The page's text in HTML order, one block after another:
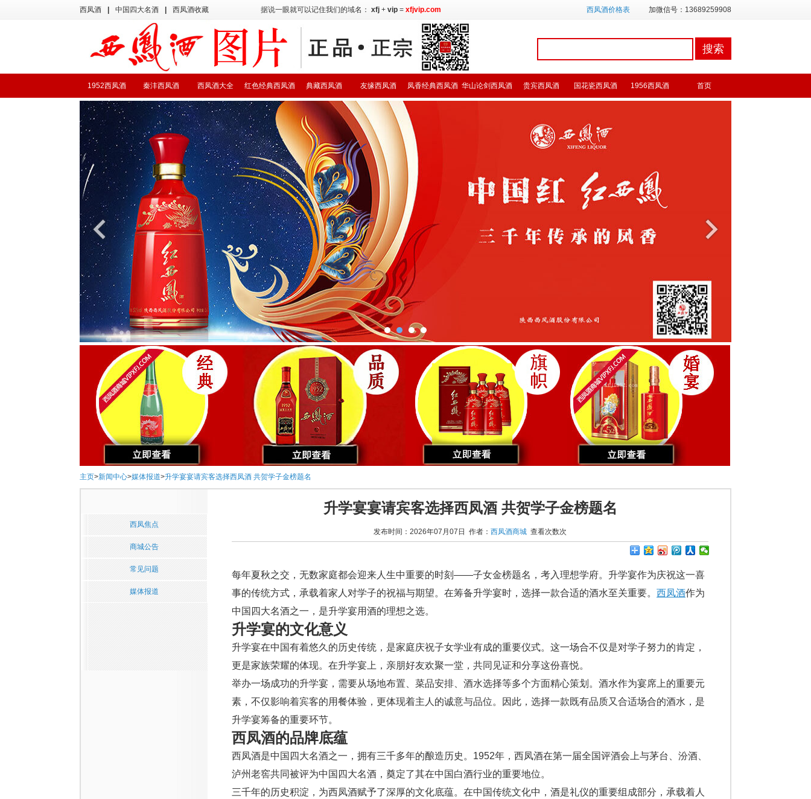
西凤酒 中国四大名酒 西凤酒收藏 据说一眼就可以记住我们的域名： xfj + vip = xfjvip.com 西凤酒价格表 加微信号：13689259908
首页
1956西凤酒
国花瓷西凤酒
贵宾西凤酒
华山论剑西凤酒
凤香经典西凤酒
友缘西凤酒
典藏西凤酒
红色经典西凤酒
西凤酒大全
秦沣西凤酒
1952西凤酒
主页>新闻中心>媒体报道>升学宴宴请宾客选择西凤酒 共贺学子金榜题名
西凤焦点
商城公告
常见问题
媒体报道
升学宴宴请宾客选择西凤酒 共贺学子金榜题名
发布时间：2026年07月07日 作者： 西凤酒商城 查看次数次
每年夏秋之交，无数家庭都会迎来人生中重要的时刻——子女金榜题名，考入理想学府。升学宴作为庆祝这一喜
事的传统方式，承载着家人对学子的祝福与期望。在筹备升学宴时，选择一款合适的酒水至关重要。 西凤酒作为
中国四大名酒之一，是升学宴用酒的理想之选。
升学宴的文化意义
升学宴在中国有着悠久的历史传统，是家庭庆祝子女学业有成的重要仪式。这一场合不仅是对学子努力的肯定，
更是家族荣耀的体现。在升学宴上，亲朋好友欢聚一堂，共同见证和分享这份喜悦。
举办一场成功的升学宴，需要从场地布置、菜品安排、酒水选择等多个方面精心策划。酒水作为宴席上的重要元
素，不仅影响着宾客的用餐体验，更体现着主人的诚意与品位。因此，选择一款既有品质又合适场合的酒水，是
升学宴筹备的重要环节。
西凤酒的品牌底蕴
西凤酒是中国四大名酒之一，拥有三千多年的酿造历史。1952年，西凤酒在第一届全国评酒会上与茅台、汾酒、
泸州老窖共同被评为中国四大名酒，奠定了其在中国白酒行业的重要地位。
三千年的历史积淀，为西凤酒赋予了深厚的文化底蕴。在中国传统文化中，酒是礼仪的重要组成部分，承载着人